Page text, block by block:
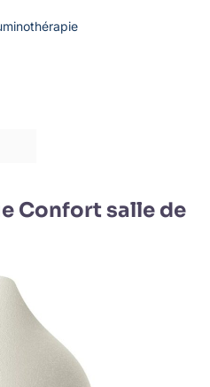
Confort salle de